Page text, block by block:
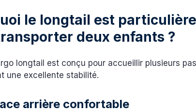
le longtail est
deux enfants ?
longtail est conçu pour accueillir plusieurs
une excellente stabilité.
arrière confortable